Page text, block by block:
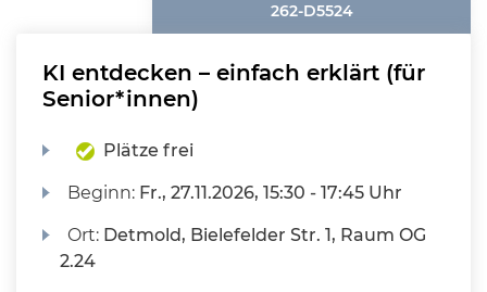
262-D5524
KI entdecken – einfach erklärt (für
Senior*innen)
Plätze frei
Beginn: Fr., 27.11.2026, 15:30 - 17:45 Uhr
Ort: Detmold, Bielefelder Str. 1, Raum OG
2.24